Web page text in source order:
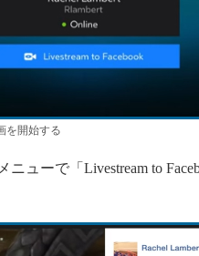
を開始する
ューで「Livestream to